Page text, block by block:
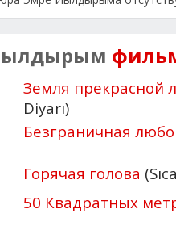
Земля прекрасной
Diyarı)
Безграничная
Горячая голова
50 Квадратных